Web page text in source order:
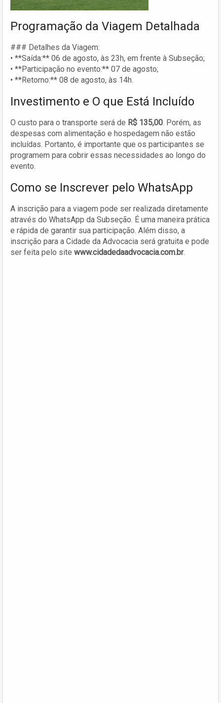
Programação da Viagem Detalhada
### Detalhes da Viagem:
• **Saída:** 06 de agosto, às 23h, em frente à Subseção;
• **Participação no evento:** 07 de agosto;
• **Retorno:** 08 de agosto, às 14h.
Investimento e O que Está Incluído
O custo para o transporte será de R$ 135,00. Porém, as
despesas com alimentação e hospedagem não estão
incluídas. Portanto, é importante que os participantes se
programem para cobrir essas necessidades ao longo do
evento.
Como se Inscrever pelo WhatsApp
A inscrição para a viagem pode ser realizada diretamente
através do WhatsApp da Subseção. É uma maneira prática
e rápida de garantir sua participação. Além disso, a
inscrição para a Cidade da Advocacia será gratuita e pode
ser feita pelo site www.cidadedaadvocacia.com.br.